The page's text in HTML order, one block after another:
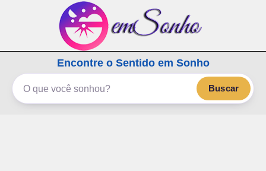
emSonho.com
Os sonhos significam mais
Encontre o Sentido em Sonho
Buscar